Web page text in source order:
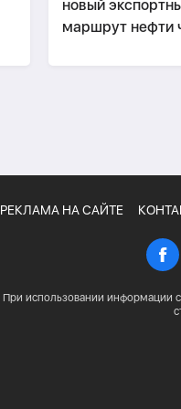
новый
маршрут нефти
РЕКЛАМА НА САЙТЕ
При использовании информации